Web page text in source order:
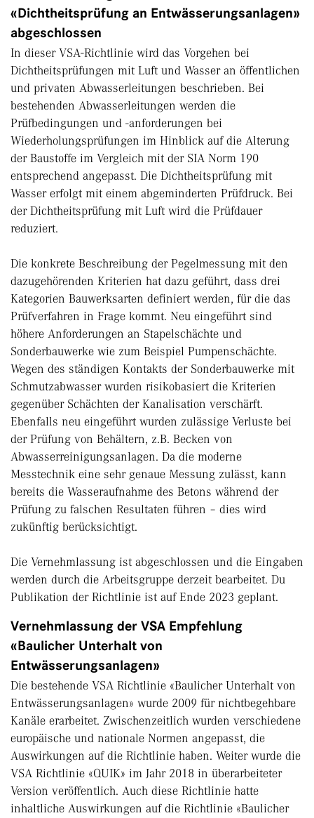
«Dichtheitsprüfung an Entwässerungsanlagen»
abgeschlossen
In dieser VSA-Richtlinie wird das Vorgehen bei
Dichtheitsprüfungen mit Luft und Wasser an öffentlichen
und privaten Abwasserleitungen beschrieben. Bei
bestehenden Abwasserleitungen werden die
Prüfbedingungen und -anforderungen bei
Wiederholungsprüfungen im Hinblick auf die Alterung
der Baustoffe im Vergleich mit der SIA Norm 190
entsprechend angepasst. Die Dichtheitsprüfung mit
Wasser erfolgt mit einem abgeminderten Prüfdruck. Bei
der Dichtheitsprüfung mit Luft wird die Prüfdauer
reduziert.
Die konkrete Beschreibung der Pegelmessung mit den
dazugehörenden Kriterien hat dazu geführt, dass drei
Kategorien Bauwerksarten definiert werden, für die das
Prüfverfahren in Frage kommt. Neu eingeführt sind
höhere Anforderungen an Stapelschächte und
Sonderbauwerke wie zum Beispiel Pumpenschächte.
Wegen des ständigen Kontakts der Sonderbauwerke mit
Schmutzabwasser wurden risikobasiert die Kriterien
gegenüber Schächten der Kanalisation verschärft.
Ebenfalls neu eingeführt wurden zulässige Verluste bei
der Prüfung von Behältern, z.B. Becken von
Abwasserreinigungsanlagen. Da die moderne
Messtechnik eine sehr genaue Messung zulässt, kann
bereits die Wasseraufnahme des Betons während der
Prüfung zu falschen Resultaten führen – dies wird
zukünftig berücksichtigt.
Die Vernehmlassung ist abgeschlossen und die Eingaben
werden durch die Arbeitsgruppe derzeit bearbeitet. Du
Publikation der Richtlinie ist auf Ende 2023 geplant.
Vernehmlassung der VSA Empfehlung
«Baulicher Unterhalt von
Entwässerungsanlagen»
Die bestehende VSA Richtlinie «Baulicher Unterhalt von
Entwässerungsanlagen» wurde 2009 für nichtbegehbare
Kanäle erarbeitet. Zwischenzeitlich wurden verschiedene
europäische und nationale Normen angepasst, die
Auswirkungen auf die Richtlinie haben. Weiter wurde die
VSA Richtlinie «QUIK» im Jahr 2018 in überarbeiteter
Version veröffentlich. Auch diese Richtlinie hatte
inhaltliche Auswirkungen auf die Richtlinie «Baulicher